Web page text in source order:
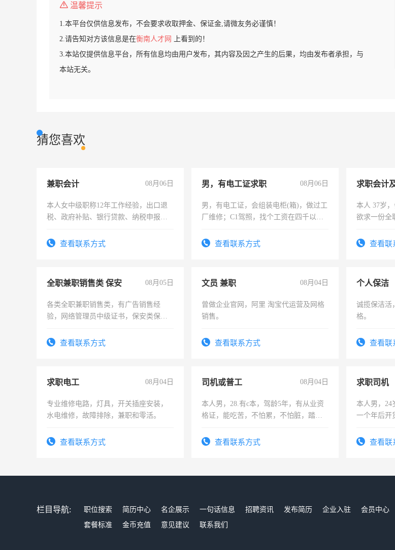
温馨提示
1.本平台仅供信息发布，不会要求收取押金、保证金,请微友务必谨慎！
2.请告知对方该信息是在衡南人才网
上看到的！
3.本站仅提供信息平台，所有信息均由用户发布，其内容及因之产生的后果，均由发布者承担，与
本站无关。
猜您喜欢
兼职会计 08月06日
本人女中级职称12年工作经验，出口退
税、政府补贴、银行贷款、纳税申报、
务，财务咨询等业务。欲求兼职会计工
查看联系方式
男，有电工证求职 08月06日
男，有电工证，会组装电柜(箱)，做过工
厂维修；C1驾照，找个工资在四千以
电话查看联系方式
求职会计
本人 37岁
欲求一份全
查看联
全职兼职销售类 保安 08月05日
各类全职兼职销售类，有广告销售经
验，网络管理员中级证书，保安类保安
有高低压电工证和十几年工作经验
查看联系方式
文员 兼职 08月04日
曾做企业官网，阿里 淘宝代运营及网格
销售。
查看联系方式
个人保洁
诚揽保洁活
格。
查看联
求职电工 08月04日
专业维修电路，灯具，开关插座安装，
水电维修，故障排除，兼职和零活。
查看联系方式
司机或普工 08月04日
本人男，28.有c本，驾龄5年，有从业资
格证，能吃苦，不怕累，不怕脏，踏
查看联系方式
求职司机
本人男，24
一个年后开
查看联
栏目导航: 职位搜索 简历中心 名企展示 一句话信息 招聘资讯 发布简历 企业入驻 会员中心
套餐标准
金币充值 意见建议 联系我们